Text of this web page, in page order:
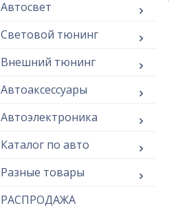
Автосвет
Световой тюнинг
Внешний тюнинг
Автоаксессуары
Автоэлектроника
Каталог по авто
Разные товары
РАСПРОДАЖА